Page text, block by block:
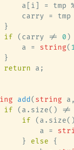
a[i] = tmp
carry = tmp
}
if (carry != 0 )
a =
string(
}
return a;
add ( string
if (a.size()
if
a =
}
else {